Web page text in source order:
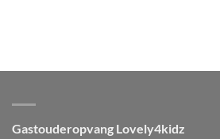
Gastouderopvang Lovely4kidz